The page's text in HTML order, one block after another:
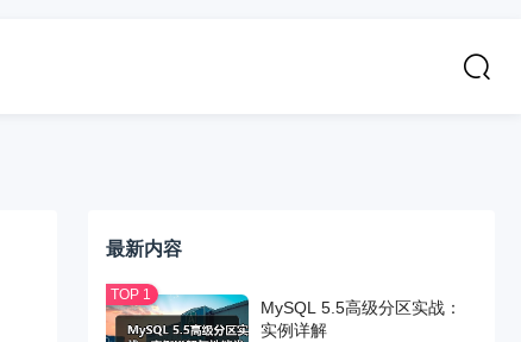
最新内容
MySQL 5.5高级分区实战：
实例详解